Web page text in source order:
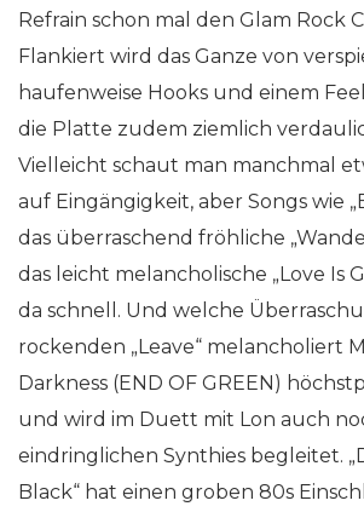
Refrain schon mal den Glam Rock
Flankiert wird das Ganze von
haufenweise Hooks und einem
die Platte zudem ziemlich
Vielleicht schaut man manchmal
auf Eingängigkeit, aber Songs wie
das überraschend fröhliche
das leicht melancholische „Love Is
da schnell. Und welche
rockenden „Leave“ melancholiert
Darkness (END OF GREEN)
und wird im Duett mit Lon auch
eindringlichen Synthies begleitet.
Black“ hat einen groben 80s